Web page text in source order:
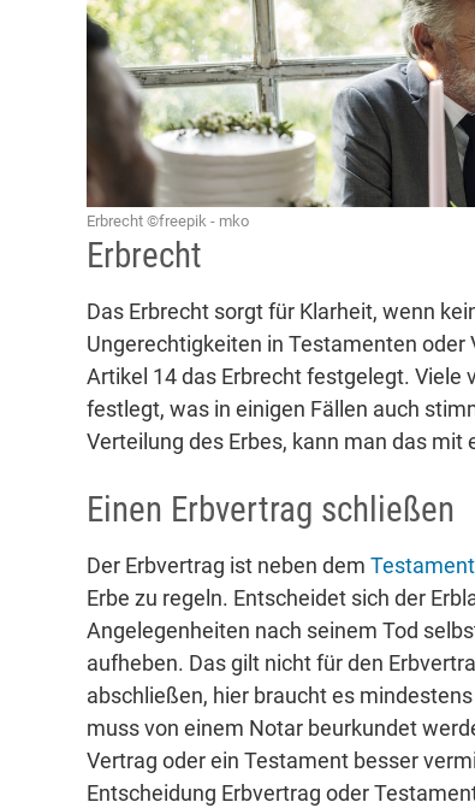
Erbrecht ©freepik - mko
Erbrecht
Das Erbrecht sorgt für Klarheit, wenn
Ungerechtigkeiten in Testamenten oder
Artikel 14 das Erbrecht festgelegt. Viele
festlegt, was in einigen Fällen auch
Verteilung des Erbes, kann man das
Einen Erbvertrag schließen
Der Erbvertrag ist neben dem Testament
Erbe zu regeln. Entscheidet sich der
Angelegenheiten nach seinem Tod
aufheben. Das gilt nicht für den
abschließen, hier braucht es
muss von einem Notar beurkundet
Vertrag oder ein Testament besser
Entscheidung Erbvertrag oder